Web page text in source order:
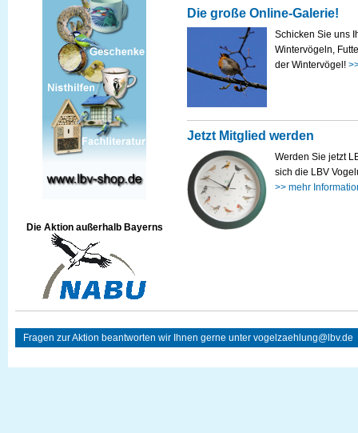
Die Aktion außerhalb Bayerns
Die große Online-Galerie!
Schicken Sie uns
Wintervögeln,
der Wintervögel!
Jetzt Mitglied werden
Werden Sie jetzt
sich die LBV
>> mehr
Fragen zur Aktion beantworten wir Ihnen gerne unter vogelzaehlung@lbv.de